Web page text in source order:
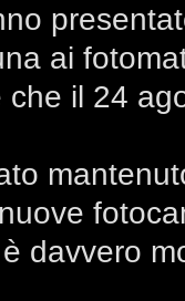
ai
che il 24
davvero